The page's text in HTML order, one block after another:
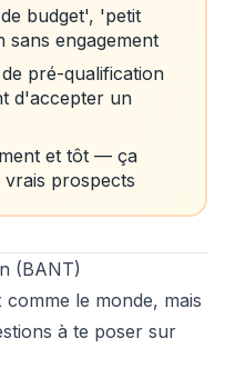
budget', 'petit
sans engagement
pré-qualification
d'accepter un
et tôt — ça
prospects
(BANT)
le monde, mais
à te poser sur